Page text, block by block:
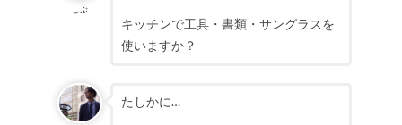
しぶ
キッチンで工具・書類・サングラスを
使いますか？
たしかに…